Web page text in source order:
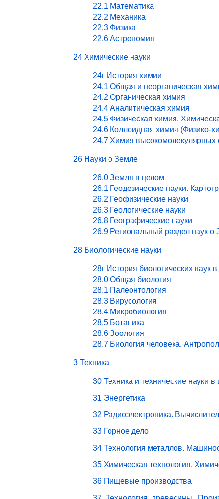
22.1 Математика
22.2 Механика
22.3 Физика
22.6 Астрономия
24 Химические науки
24г История химии
24.1 Общая и неорганическая
24.2 Органическая химия
24.4 Аналитическая химия
24.5 Физическая химия.
24.6 Коллоидная химия (Физико-
24.7 Химия высокомолекулярных
26 Науки о Земле
26.0 Земля в целом
26.1 Геодезические науки.
26.2 Геофизические науки
26.3 Геологические науки
26.8 Географические науки
26.9 Региональный раздел наук о
28 Биологические науки
28г История биологических наук
28.0 Общая биология
28.1 Палеонтология
28.3 Вирусология
28.4 Микробиология
28.5 Ботаника
28.6 Зоология
28.7 Биология человека.
3 Техника
30 Техника и технические науки в
31 Энергетика
32 Радиоэлектроника.
33 Горное дело
34 Технология металлов.
35 Химическая технология.
36 Пищевые производства